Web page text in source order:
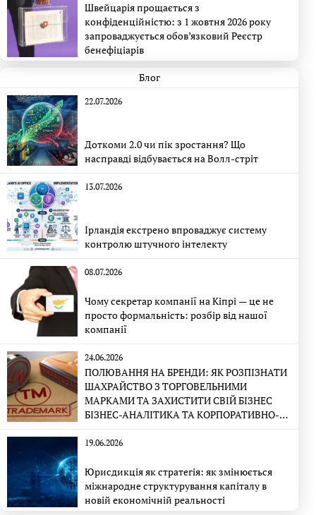
Швейцарія прощається з
конфіденційністю: з 1 жовтня 2026 року
запроваджується обов’язковий Реєстр
бенефіціарів
Блог
22.07.2026
Доткоми 2.0 чи пік зростання? Що
насправді відбувається на Волл-стріт
13.07.2026
Ірландія екстрено впроваджує систему
контролю штучного інтелекту
08.07.2026
Чому секретар компанії на Кіпрі — це не
просто формальність: розбір від нашої
компанії
24.06.2026
ПОЛЮВАННЯ НА БРЕНДИ: ЯК РОЗПІЗНАТИ
ШАХРАЙСТВО З ТОРГОВЕЛЬНИМИ
МАРКАМИ ТА ЗАХИСТИТИ СВІЙ БІЗНЕС
БІЗНЕС-АНАЛІТИКА ТА КОРПОРАТИВНО-
ПРАВОВА ЕКСПЕРТИЗА
19.06.2026
Юрисдикція як стратегія: як змінюється
міжнародне структурування капіталу в
новій економічній реальності